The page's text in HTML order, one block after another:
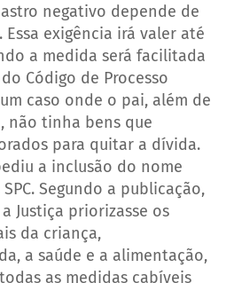
negativo depende de
exigência irá valer até
a medida será facilitada
Código de Processo
um caso onde o pai, além de
não tinha bens que
para quitar a dívida.
a inclusão do nome
Segundo a publicação,
Justiça priorizasse os
da criança,
a saúde e a alimentação,
as medidas cabíveis